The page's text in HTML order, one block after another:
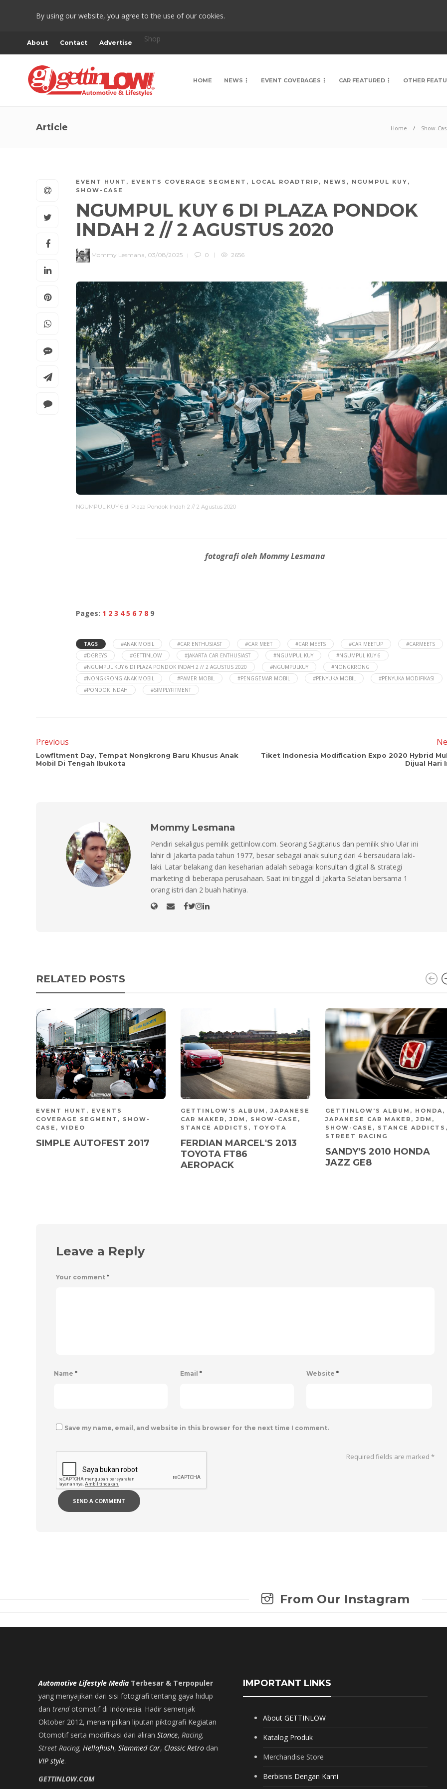
By using our website, you agree to the use of our cookies.
About Contact Advertise Shop
HOME NEWS EVENT COVERAGES CAR FEATURED OTHER
Article Home Show-
EVENT HUNT , EVENTS COVERAGE SEGMENT , LOCAL ROADTRIP , NEWS , NGUMPUL KUY ,
SHOW-CASE
NGUMPUL KUY 6 DI PLAZA PONDOK
INDAH 2 // 2 AGUSTUS 2020
Mommy Lesmana, 03/08/2025 0 2656
NGUMPUL KUY 6 di Plaza Pondok Indah 2 // 2 Agustus 2020
fotografi oleh Mommy Lesmana
Pages: 1 2 3 4 5 6 7 8 9
TAGS #ANAK MOBIL #CAR ENTHUSIAST #CAR MEET #CAR MEETS #CAR MEETUP
#CARMEETS
#DGREYS
#GETTINLOW #JAKARTA CAR ENTHUSIAST #NGUMPUL KUY
#NGUMPUL KUY 6
#NGUMPUL KUY 6 DI PLAZA PONDOK INDAH 2 // 2 AGUSTUS 2020
#NGUMPULKUY
#NONGKRONG
#NONGKRONG ANAK MOBIL
#PAMER MOBIL #PENGGEMAR MOBIL #PENYUKA MOBIL
#PENYUKA MODIFIKASI
#PONDOK INDAH
#SIMPLYFITMENT
Previous
Lowfitment Day, Tempat Nongkrong Baru Khusus Anak
Mobil Di Tengah Ibukota
Tiket Indonesia Modification Expo 2020 Hybrid
Dijual Hari
Mommy Lesmana
Pendiri sekaligus pemilik gettinlow.com. Seorang Sagitarius dan pemilik shio Ular ini
lahir di Jakarta pada tahun 1977, besar sebagai anak sulung dari 4 bersaudara laki-
laki. Latar belakang dan keseharian adalah sebagai konsultan digital & strategi
marketing di beberapa perusahaan. Saat ini tinggal di Jakarta Selatan bersama 1
orang istri dan 2 buah hatinya.
RELATED POSTS
EVENT HUNT , EVENTS
COVERAGE SEGMENT , SHOW-
CASE , VIDEO
SIMPLE AUTOFEST 2017
GETTINLOW'S ALBUM ,JAPANESE
CAR MAKER ,JDM , SHOW-CASE ,
STANCE ADDICTS , TOYOTA
FERDIAN MARCEL'S 2013
TOYOTA FT86
AEROPACK
GETTINLOW'S ALBUM , HONDA,
JAPANESE CAR MAKER ,JDM ,
SHOW-CASE , STANCE ADDICTS ,
STREET RACING
SANDY'S 2010 HONDA
JAZZ GE8
Leave a Reply
Your comment *
Name * Email * Website *
Save my name, email, and website in this browser for the next time I comment.
Required fields are marked*
From Our Instagram
Automotive Lifestyle Media Terbesar & Terpopuler
yang menyajikan dari sisi fotografi tentang gaya hidup
dan trendotomotif di Indonesia. Hadir semenjak
Oktober 2012, menampilkan liputan piktografi Kegiatan
Otomotif serta modifikasi dari aliran Stance, Racing,
Street Racing, Hellaflush, Slammed Car, Classic Retro dan
VIP style.
GETTINLOW.COM
IMPORTANT LINKS
About GETTINLOW
Katalog Produk
Merchandise Store
Berbisnis Dengan Kami